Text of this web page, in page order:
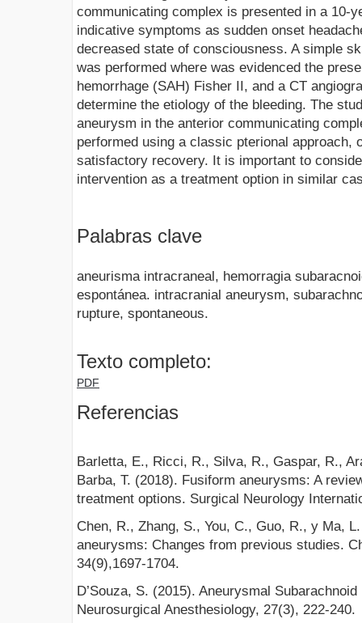
communicating complex is presented in a 10-
indicative symptoms as sudden onset
decreased state of consciousness. A simple
was performed where was evidenced the
hemorrhage (SAH) Fisher II, and a CT
determine the etiology of the bleeding. The
aneurysm in the anterior communicating
performed using a classic pterional approach,
satisfactory recovery. It is important to
intervention as a treatment option in similar
Palabras clave
aneurisma intracraneal, hemorragia
espontánea. intracranial aneurysm,
rupture, spontaneous.
Texto completo:
PDF
Referencias
Barletta, E., Ricci, R., Silva, R., Gaspar, R.,
Barba, T. (2018). Fusiform aneurysms: A
treatment options. Surgical Neurology
Chen, R., Zhang, S., You, C., Guo, R., y Ma,
aneurysms: Changes from previous studies.
34(9),1697-1704.
D’Souza, S. (2015). Aneurysmal
Neurosurgical Anesthesiology, 27(3), 222-240.